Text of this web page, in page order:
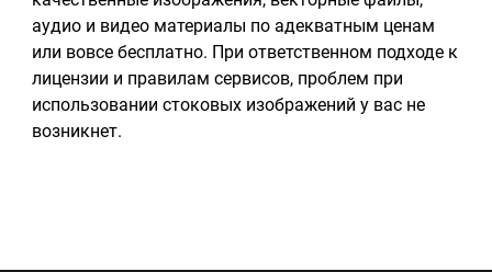
аудио и видео материалы по адекватным ценам
или вовсе бесплатно. При ответственном подходе к
лицензии и правилам сервисов, проблем при
использовании стоковых изображений у вас не
возникнет.